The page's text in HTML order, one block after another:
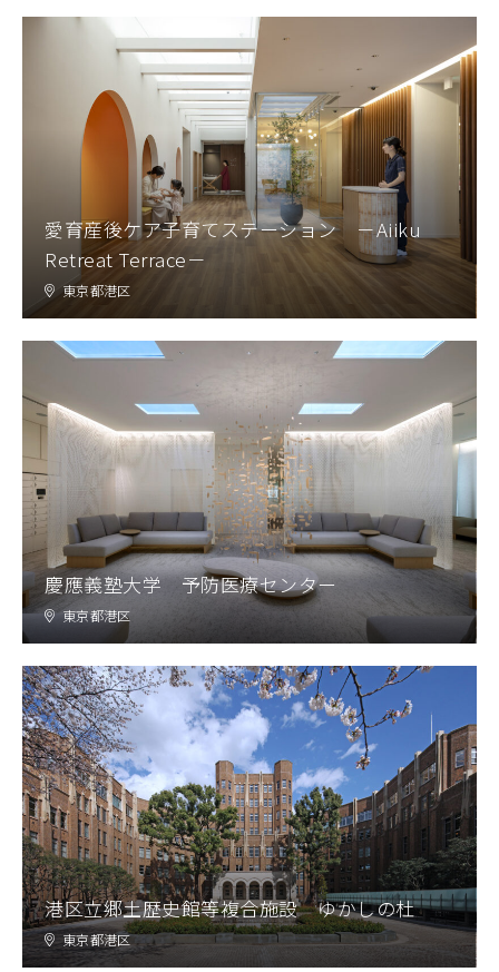
愛育産後ケア子育てステーション －Aiiku
Retreat Terrace－
東京都港区
慶應義塾大学 予防医療センター
東京都港区
港区立郷土歴史館等複合施設 ゆかしの杜
東京都港区